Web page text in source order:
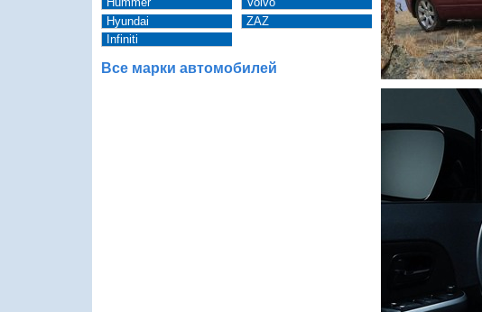
Hyundai
Infiniti
ZAZ
Все марки автомобилей